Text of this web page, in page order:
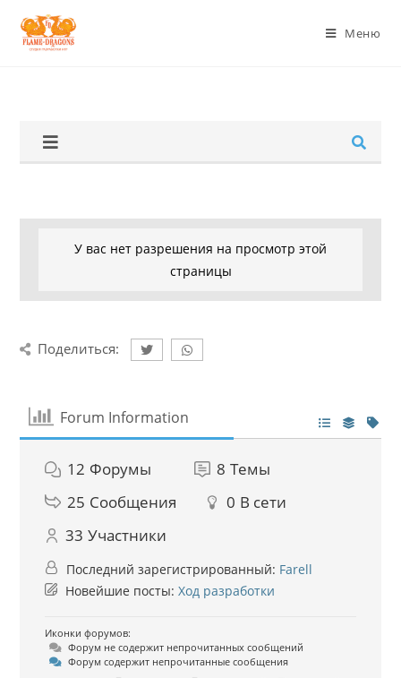
Меню
У вас нет разрешения на просмотр этой
страницы
Поделиться:
Forum Information
12 Форумы 8 Темы
25 Сообщения 0 В сети
33 Участники
Последний зарегистрированный: Farell
Новейшие посты:Ход разработки
Иконки форумов:
Форум не содержит непрочитанных сообщений
Форум содержит непрочитанные сообщения